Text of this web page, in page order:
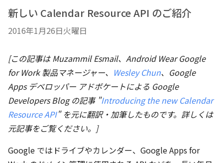
新しい Calendar Resource API のご紹介
2016年1月26日火曜日
[この記事は Muzammil Esmail、Android Wear Google
for Work 製品マネージャー、 Wesley Chun、Google
Apps デベロッパー アドボケートによる Google
Developers Blog の記事 "Introducing the new Calendar
Resource API" を元に翻訳・加筆したものです。詳しくは
元記事をご覧ください。]
Google ではドライブやカレンダー、Google Apps for